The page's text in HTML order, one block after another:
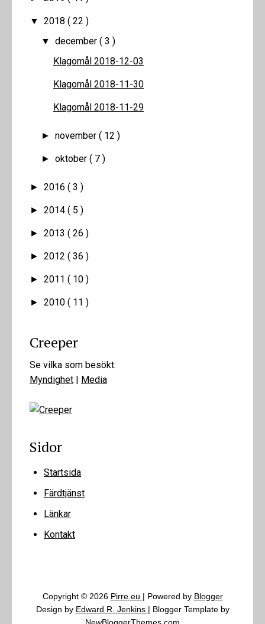
▼ 2018 ( 22 )
▼december( 3 )
Klagomål 2018-12-03
Klagomål 2018-11-30
Klagomål 2018-11-29
►november( 12 )
►oktober( 7 )
► 2016 ( 3 )
► 2014 ( 5 )
► 2013 ( 26 )
► 2012 ( 36 )
► 2011 ( 10 )
► 2010 ( 11 )
Creeper
Se vilka som besökt:
Myndighet
Media
Sidor
Startsida
Färdtjänst
Länkar
Kontakt
Copyright © 2026 Pirre.eu | Powered by Blogger
Design by Edward R. Jenkins | Blogger Template by
NewBloggerThemes.com